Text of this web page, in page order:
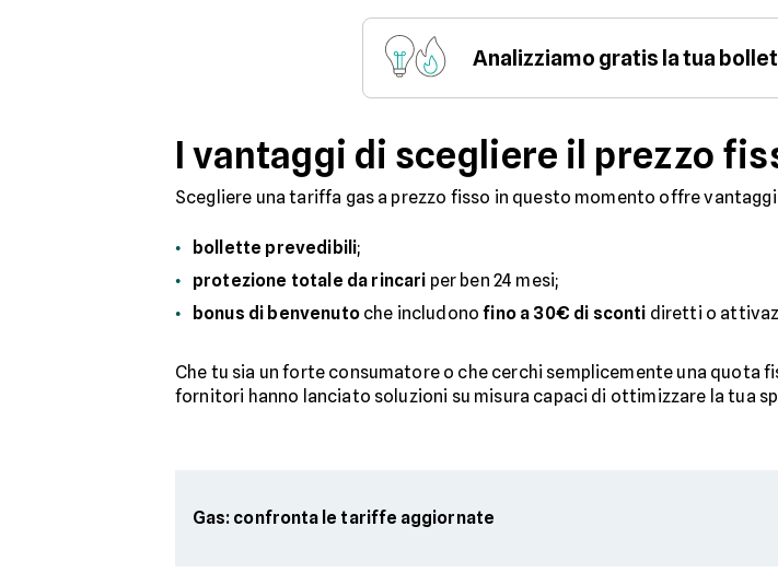
Analizziamo gratis la tua
I vantaggi di scegliere il prezzo
Scegliere una tariffa gas a prezzo fisso in questo momento offre
bollette prevedibili;
protezione totale da rincari per ben 24 mesi;
bonus di benvenutoche includonofino a 30€ di sconti diretti o
Che tu sia un forte consumatore o che cerchi semplicemente una quota
fornitori hanno lanciato soluzioni su misura capaci di ottimizzare la tua
Gas: confronta le tariffe aggiornate